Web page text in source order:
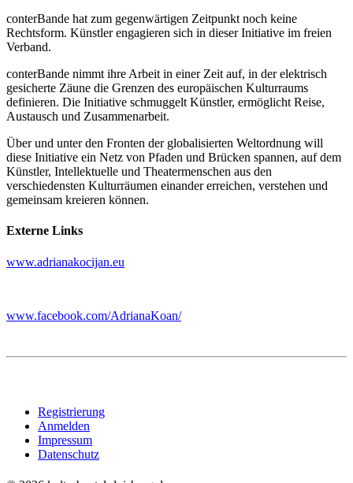
conterBande hat zum gegenwärtigen Zeitpunkt noch keine
Rechtsform. Künstler engagieren sich in dieser Initiative im freien
Verband.
conterBande nimmt ihre Arbeit in einer Zeit auf, in der elektrisch
gesicherte Zäune die Grenzen des europäischen Kulturraums
definieren. Die Initiative schmuggelt Künstler, ermöglicht Reise,
Austausch und Zusammenarbeit.
Über und unter den Fronten der globalisierten Weltordnung will
diese Initiative ein Netz von Pfaden und Brücken spannen, auf dem
Künstler, Intellektuelle und Theatermenschen aus den
verschiedensten Kulturräumen einander erreichen, verstehen und
gemeinsam kreieren können.
Externe Links
www.adrianakocijan.eu
www.facebook.com/AdrianaKoan/
Registrierung
Anmelden
Impressum
Datenschutz